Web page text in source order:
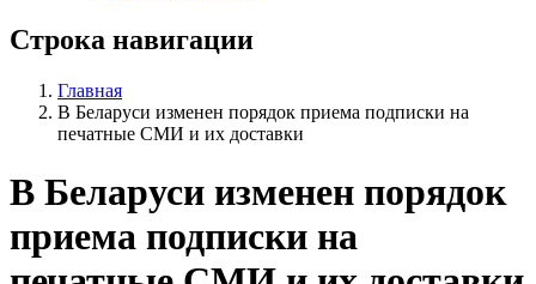
Строка навигации
Главная
В Беларуси изменен порядок приема подписки на
печатные СМИ и их доставки
В Беларуси изменен порядок
приема подписки на